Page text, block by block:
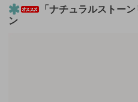
「ナチュラルストー
ン